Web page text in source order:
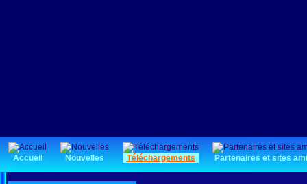
Accueil Nouvelles Téléchargements Partenaires et sites